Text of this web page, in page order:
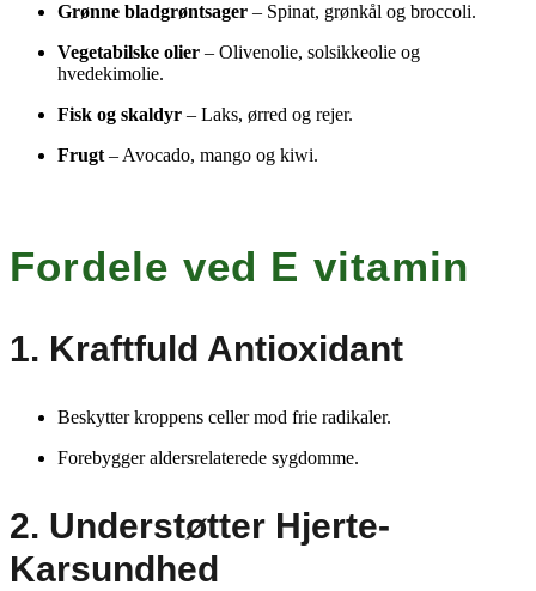
Grønne bladgrøntsager – Spinat, grønkål og broccoli.
Vegetabilske olier – Olivenolie, solsikkeolie og
hvedekimolie.
Fisk og skaldyr – Laks, ørred og rejer.
Frugt – Avocado, mango og kiwi.
Fordele ved E vitamin
1. Kraftfuld Antioxidant
Beskytter kroppens celler mod frie radikaler.
Forebygger aldersrelaterede sygdomme.
2. Understøtter Hjerte-
Karsundhed